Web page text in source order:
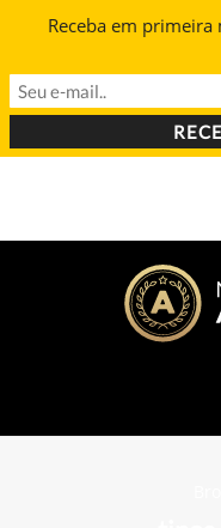
Receba em